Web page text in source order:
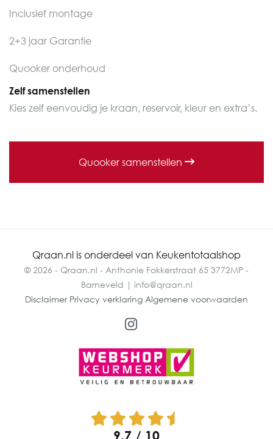
Inclusief montage
2+3 jaar Garantie
Quooker onderhoud
Zelf samenstellen
Kies zelf eenvoudig je kraan, reservoir, kleur en extra’s.
Quooker samenstellen
Qraan.nl is onderdeel van Keukentotaalshop
© 2026 - Qraan.nl - Anthonie Fokkerstraat 65 3772MP -
Barneveld | info@qraan.nl
Disclaimer Privacy verklaring Algemene voorwaarden
9.7